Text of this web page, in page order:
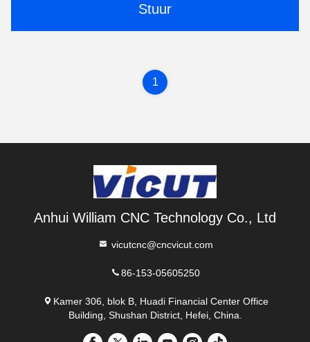
Stuur
1
Anhui William CNC Technology Co., Ltd
vicutcnc@cncvicut.com
86-153-05605250
Kamer 306, blok B, Huadi Financial Center Office
Building, Shushan District, Hefei, China.